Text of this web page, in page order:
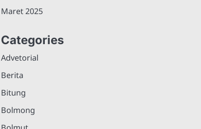
Maret 2025
Categories
Advetorial
Berita
Bitung
Bolmong